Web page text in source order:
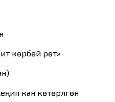
көрбөй үрөт»
кан көтөрүлгөнү